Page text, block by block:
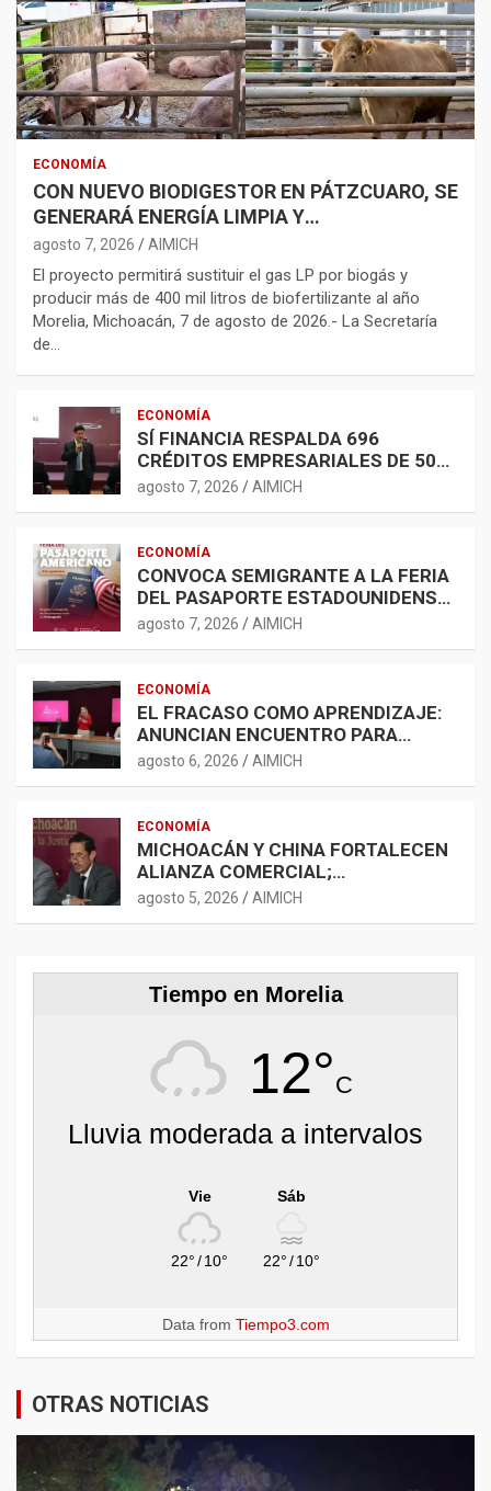
ECONOMÍA
CON NUEVO BIODIGESTOR EN PÁTZCUARO, SE
GENERARÁ ENERGÍA LIMPIA Y
BIOFERTILIZANTES
agosto 7, 2026 AIMICH
El proyecto permitirá sustituir el gas LP por biogás y
producir más de 400 mil litros de biofertilizante al año
Morelia, Michoacán, 7 de agosto de 2026.- La Secretaría
de…
ECONOMÍA
SÍ FINANCIA RESPALDA 696
CRÉDITOS EMPRESARIALES DE 500
MIL A 5 MDP
agosto 7, 2026 AIMICH
ECONOMÍA
CONVOCA SEMIGRANTE A LA FERIA
DEL PASAPORTE ESTADOUNIDENSE
2026
agosto 7, 2026 AIMICH
ECONOMÍA
EL FRACASO COMO APRENDIZAJE:
ANUNCIAN ENCUENTRO PARA
FORTALECER LA RED
agosto 6, 2026 AIMICH
ECONOMÍA
MICHOACÁN Y CHINA FORTALECEN
ALIANZA COMERCIAL;
AGROINDUSTRIA, TECNOLOGÍA Y
agosto 5, 2026 AIMICH
Tiempo en Morelia
12°C
Lluvia moderada a intervalos
Vie
22°/10°
Sáb
22°/10°
Data from Tiempo3.com
OTRAS NOTICIAS